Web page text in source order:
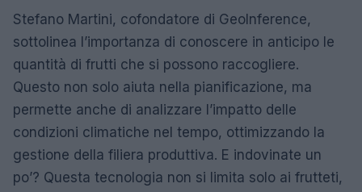
Stefano Martini, cofondatore di GeoInference,
sottolinea l’importanza di conoscere in anticipo le
quantità di frutti che si possono raccogliere.
Questo non solo aiuta nella pianificazione, ma
permette anche di analizzare l’impatto delle
condizioni climatiche nel tempo, ottimizzando la
gestione della filiera produttiva. E indovinate un
po’? Questa tecnologia non si limita solo ai frutteti,